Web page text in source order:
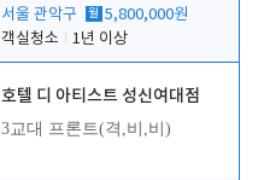
서울 관악구 월 5,800,000원
객실청소
1년 이상
호텔 디 아티스트 성신여대점
3교대 프론트(격,비,비)